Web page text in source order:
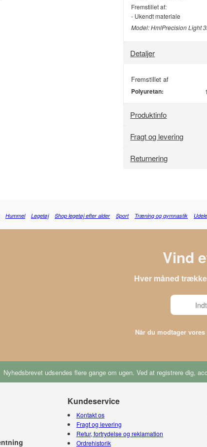
Fremstillet af:
- Ukendt materiale
Model: HmlPrecision Light
Detaljer
Fremstillet af
Polyuretan:
Produktinfo
Fragt og levering
Returnering
Hummel Legetøj Shop legetøj efter alder Sport Træning og gymnastik
Vind
Hver måned
Når du modtager
Nyhedsbrevet udsendes flere gange om ugen. Ved at registrere dig,
Kundeservice
Kontakt os
Fragt og levering
Retur, fortrydelse og reklamation
Ordrehistorik